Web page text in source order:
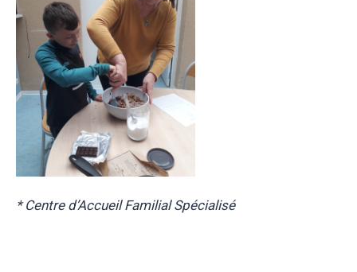
* Centre d’Accueil Familial Spécialisé